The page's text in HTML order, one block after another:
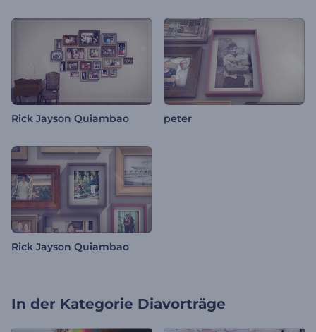
Rick Jayson Quiambao peter
Rick Jayson Quiambao
In der Kategorie Diavorträge